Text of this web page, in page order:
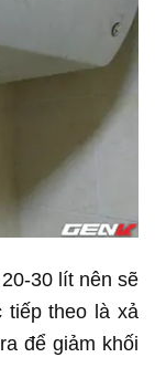
30 lít nên sẽ
theo là xả
để giảm khối